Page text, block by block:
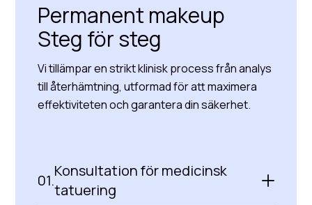
Permanent makeup
Steg för steg
Vi tillämpar en strikt klinisk process från analys
till återhämtning, utformad för att maximera
effektiviteten och garantera din säkerhet.
01.
Konsultation för medicinsk
tatuering